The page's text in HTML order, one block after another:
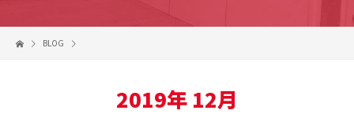
BLOG
2019年 12月